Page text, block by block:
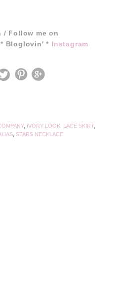
/ Follow me on
* Bloglovin'* Instagram
, IVORY LOOK, LACE SKIRT,
, STARS NECKLACE